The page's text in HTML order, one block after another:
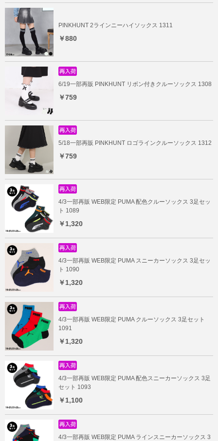
PINKHUNT 2ラインニーハイソックス 1311
￥880
6/19一部再販 PINKHUNT リボン付きクルーソックス 1308
￥759
5/18一部再販 PINKHUNT ロゴラインクルーソックス 1312
￥759
4/3一部再販 WEB限定 PUMA 配色クルーソックス 3足セッ
ト 1089
￥1,320
4/3一部再販 WEB限定 PUMA スニーカーソックス 3足セッ
ト 1090
￥1,320
4/3一部再販 WEB限定 PUMA クルーソックス 3足セット
1091
￥1,320
4/3一部再販 WEB限定 PUMA 配色スニーカーソックス 3足
セット 1093
￥1,100
4/3一部再販 WEB限定 PUMA ラインスニーカーソックス 3